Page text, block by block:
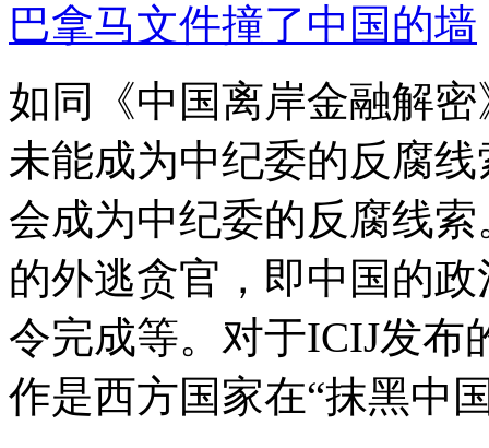
巴拿马文件撞了中国的墙
如同《中国离岸金融解
未能成为中纪委的反腐
会成为中纪委的反腐线
的外逃贪官，即中国的
令完成等。对于ICIJ发布
作是西方国家在“抹黑中